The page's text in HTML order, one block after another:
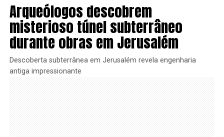
Arqueólogos descobrem
misterioso túnel subterrâneo
durante obras em Jerusalém
Descoberta subterrânea em Jerusalém revela engenharia
antiga impressionante